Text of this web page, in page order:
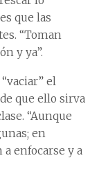
que las
“Toman
y ya”.
el
que ello sirva
“Aunque
en
enfocarse y a